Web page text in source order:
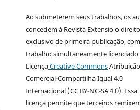
Ao submeterem seus trabalhos, os
concedem à Revista Extensio o
exclusivo de primeira publicação,
trabalho simultaneamente licenciado
LicençaCreative Commons
Comercial-Compartilha Igual 4.0
Internacional (CC BY-NC-SA 4.0). Essa
licença permite que terceiros